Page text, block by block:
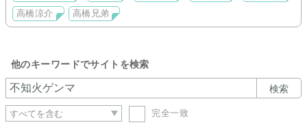
高橋涼介
高橋兄弟
他のキーワードでサイトを検索
検索
完全一致